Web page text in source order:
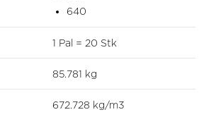
640
1 Pal = 20 Stk
85.781 kg
672.728 kg/m3